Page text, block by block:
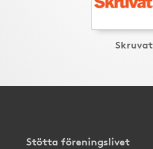
Skruvat
Stötta föreningslivet